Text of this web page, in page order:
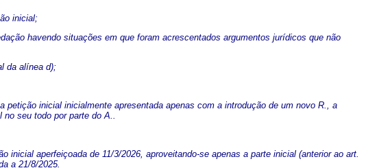
inicial;
havendo situações em que foram acrescentados argumentos jurídicos que não
da alínea d);
inicial inicialmente apresentada apenas com a introdução de um novo R., a
no seu todo por parte do A..
aperfeiçoada de 11/3/2026, aproveitando-se apenas a parte inicial (anterior ao art.
a 21/8/2025.